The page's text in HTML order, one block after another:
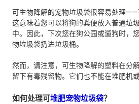
可生物降解的宠物垃圾袋很容易处理——
这意味着您可以将狗的粪便放入普通垃
中。因此，下次您在狗公园或遛狗时，
物垃圾袋扔进垃圾桶。
然而，请注意，可生物降解的塑料在分
留下有毒残留物。它们也不能在堆肥机
如何处理可堆肥宠物垃圾袋？